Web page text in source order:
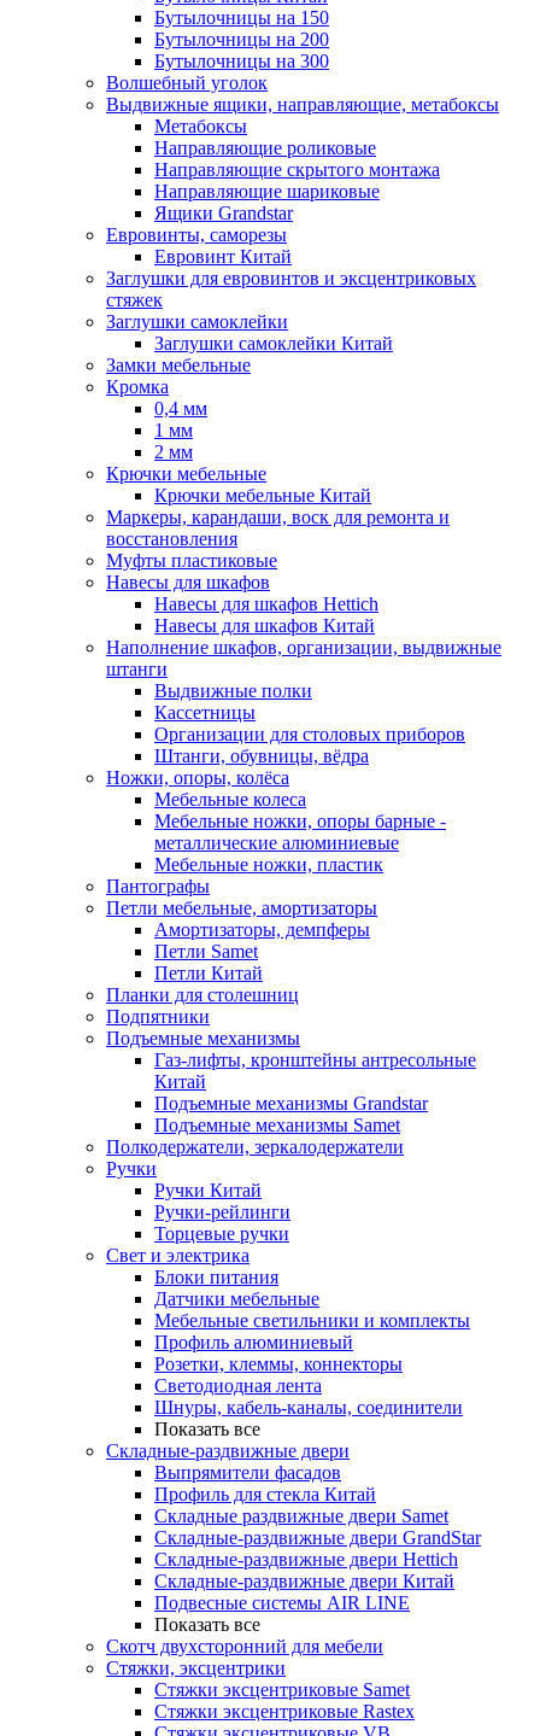
Бутылочницы на 150
Бутылочницы на 200
Бутылочницы на 300
Волшебный уголок
Выдвижные ящики, направляющие, метабоксы
Метабоксы
Направляющие роликовые
Направляющие скрытого монтажа
Направляющие шариковые
Ящики Grandstar
Евровинты, саморезы
Евровинт Китай
Заглушки для евровинтов и эксцентриковых
стяжек
Заглушки самоклейки
Заглушки самоклейки Китай
Замки мебельные
Кромка
0,4 мм
1 мм
2 мм
Крючки мебельные
Крючки мебельные Китай
Маркеры, карандаши, воск для ремонта и
восстановления
Муфты пластиковые
Навесы для шкафов
Навесы для шкафов Hettich
Навесы для шкафов Китай
Наполнение шкафов, организации, выдвижные
штанги
Выдвижные полки
Кассетницы
Организации для столовых приборов
Штанги, обувницы, вёдра
Ножки, опоры, колёса
Мебельные колеса
Мебельные ножки, опоры барные -
металлические алюминиевые
Мебельные ножки, пластик
Пантографы
Петли мебельные, амортизаторы
Амортизаторы, демпферы
Петли Samet
Петли Китай
Планки для столешниц
Подпятники
Подъемные механизмы
Газ-лифты, кронштейны антресольные
Китай
Подъемные механизмы Grandstar
Подъемные механизмы Samet
Полкодержатели, зеркалодержатели
Ручки
Ручки Китай
Ручки-рейлинги
Торцевые ручки
Свет и электрика
Блоки питания
Датчики мебельные
Мебельные светильники и комплекты
Профиль алюминиевый
Розетки, клеммы, коннекторы
Светодиодная лента
Шнуры, кабель-каналы, соединители
Показать все
Складные-раздвижные двери
Выпрямители фасадов
Профиль для стекла Китай
Складные раздвижные двери Samet
Складные-раздвижные двери GrandStar
Складные-раздвижные двери Hettich
Складные-раздвижные двери Китай
Подвесные системы AIR LINE
Показать все
Скотч двухсторонний для мебели
Стяжки, эксцентрики
Cтяжки эксцентриковые Samet
Стяжки эксцентриковые Rastex